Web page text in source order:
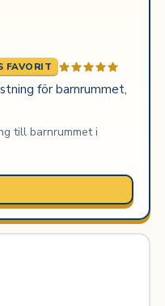
FAVORIT
för barnrummet,
till barnrummet i